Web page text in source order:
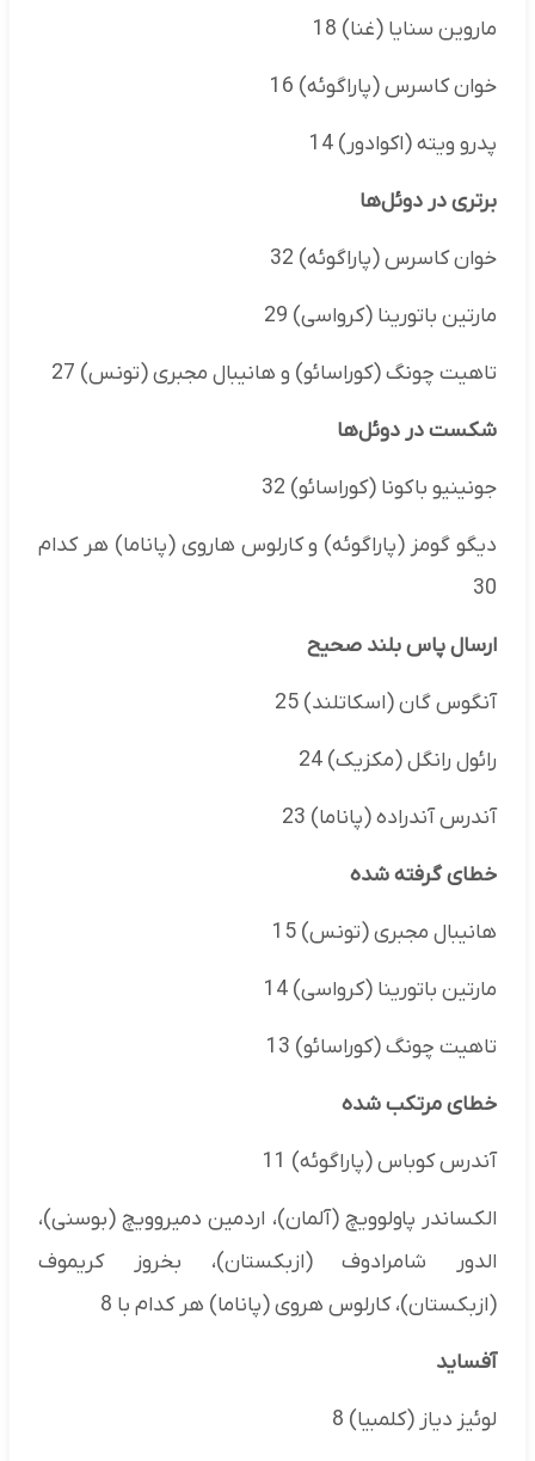
ماروین سنایا (غنا) 18
خوان کاسرس (پاراگوئه) 16
پدرو ویته (اکوادور) 14
برتری در دوئل‌ها
خوان کاسرس (پاراگوئه) 32
مارتین باتورینا (کرواسی) 29
تاهیت چونگ (کوراسائو) و هانیبال مجبری (تونس) 27
شکست در دوئل‌ها
جونینیو باکونا (کوراسائو) 32
دیگو گومز (پاراگوئه) و کارلوس هاروی (پاناما) هر کدام
30
ارسال پاس بلند صحیح
آنگوس گان (اسکاتلند) 25
رائول رانگل (مکزیک) 24
آندرس آندراده (پاناما) 23
خطای گرفته شده
هانیبال مجبری (تونس) 15
مارتین باتورینا (کرواسی) 14
تاهیت چونگ (کوراسائو) 13
خطای مرتکب شده
آندرس کوباس (پاراگوئه) 11
الکساندر پاولوویچ (آلمان)، اردمین دمیروویچ (بوسنی)،
الدور شامرادوف (ازبکستان)، بخروز کریموف
(ازبکستان)، کارلوس هروی (پاناما) هر کدام با 8
آفساید
لوئیز دیاز (کلمبیا) 8